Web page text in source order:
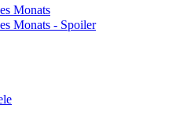
Monats
Monats - Spoiler